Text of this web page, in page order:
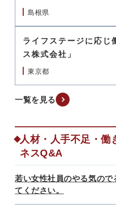
島根県
ライフステージに応じ
ス株式会社」
東京都
一覧を見る
人材・人手不足・働
ネスQ&A
若い女性社員のやる気ので
てください。